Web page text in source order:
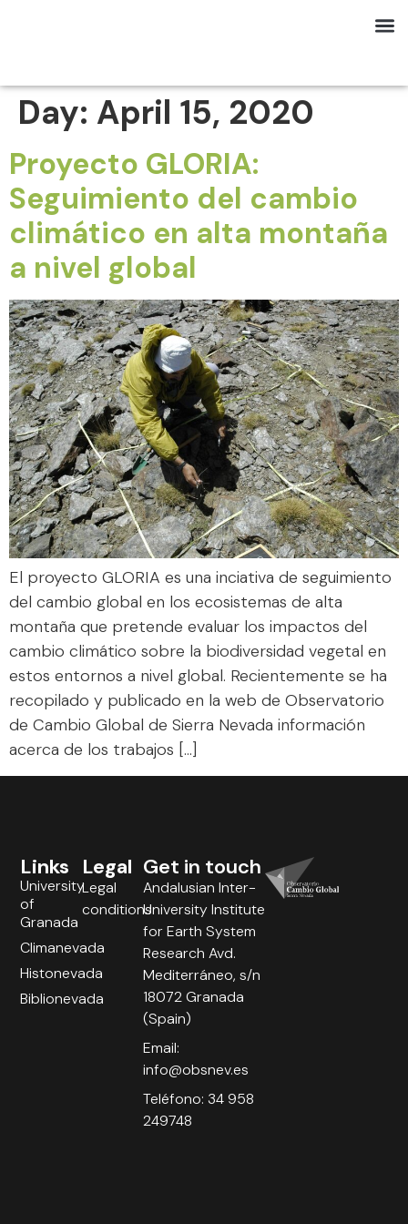
Day: April 15, 2020
Proyecto GLORIA:
Seguimiento del cambio
climático en alta montaña
a nivel global
El proyecto GLORIA es una inciativa de seguimiento
del cambio global en los ecosistemas de alta
montaña que pretende evaluar los impactos del
cambio climático sobre la biodiversidad vegetal en
estos entornos a nivel global. Recientemente se ha
recopilado y publicado en la web de Observatorio
de Cambio Global de Sierra Nevada información
acerca de los trabajos […]
Legal
Legal
conditions
Links
University
of
Granada
Climanevada
Histonevada
Biblionevada
Get in touch
Andalusian Inter-
University Institute
for Earth System
Research Avd.
Mediterráneo, s/n
18072 Granada
(Spain)
Email:
info@obsnev.es
Teléfono: 34 958
249748